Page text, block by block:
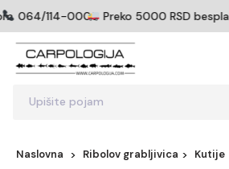
064/114-0005Preko 5000 RSD
Upišite pojam
Naslovna Ribolov grabljivica Kutije